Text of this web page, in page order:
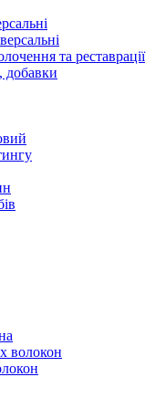
та реставрації
добавки
волокон